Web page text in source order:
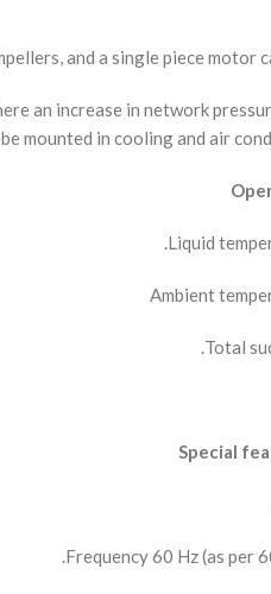
and a single piece motor
an increase in network
mounted in cooling and air
Liquid
Ambient
Total
Special